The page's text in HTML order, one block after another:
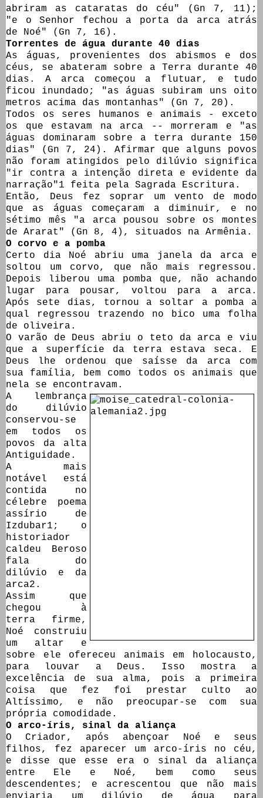
abriram as cataratas do céu" (Gn 7, 11);
"e o Senhor fechou a porta da arca atrás
de Noé" (Gn 7, 16).
Torrentes de água durante 40 dias
As águas, provenientes dos abismos e dos
céus, se abateram sobre a Terra durante 40
dias. A arca começou a flutuar, e tudo
ficou inundado; "as águas subiram uns oito
metros acima das montanhas" (Gn 7, 20).
Todos os seres humanos e animais - exceto
os que estavam na arca -- morreram e "as
águas dominaram sobre a terra durante 150
dias" (Gn 7, 24). Afirmar que alguns povos
não foram atingidos pelo dilúvio significa
"ir contra a intenção direta e evidente da
narração"1 feita pela Sagrada Escritura.
Então, Deus fez soprar um vento de modo
que as águas começaram a diminuir, e no
sétimo mês "a arca pousou sobre os montes
de Ararat" (Gn 8, 4), situados na Armênia.
O corvo e a pomba
Certo dia Noé abriu uma janela da arca e
soltou um corvo, que não mais regressou.
Depois liberou uma pomba que, não achando
lugar para pousar, voltou para a arca.
Após sete dias, tornou a soltar a pomba a
qual regressou trazendo no bico uma folha
de oliveira.
O varão de Deus abriu o teto da arca e viu
que a superfície da terra estava seca. E
Deus lhe ordenou que saísse da arca com
sua família, bem como todos os animais que
nela se encontravam.
A lembrança
do dilúvio
conservou-se
em todos os
povos da alta
Antiguidade.
A mais
notável está
contida no
célebre poema
assírio de
Izdubar1; o
historiador
caldeu Beroso
fala do
dilúvio e da
arca2.
Assim que
chegou à
terra firme,
Noé construiu
um altar e
sobre ele ofereceu animais em holocausto,
para louvar a Deus. Isso mostra a
excelência de sua alma, pois a primeira
coisa que fez foi prestar culto ao
Altíssimo, e não preocupar-se com sua
própria comodidade.
O arco-íris, sinal da aliança
O Criador, após abençoar Noé e seus
filhos, fez aparecer um arco-íris no céu,
e disse que esse era o sinal da aliança
entre Ele e Noé, bem como seus
descendentes; e acrescentou que não mais